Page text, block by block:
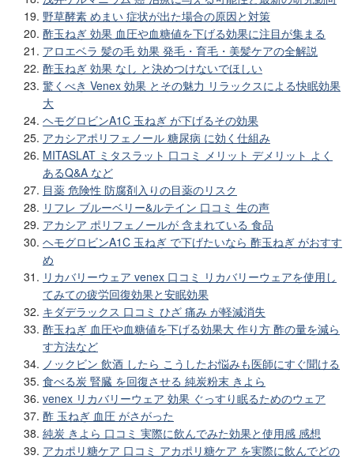
野草酵素 めまい 症状が出た場合の原因と対策
酢玉ねぎ 効果 血圧や血糖値を下げる効果に注目が集まる
アロエベラ 髪の毛 効果 発毛・育毛・美髪ケアの全解説
酢玉ねぎ 効果 なし と決めつけないでほしい
驚くべき Venex 効果 とその魅力 リラックスによる快眠効果
大
ヘモグロビンA1C 玉ねぎ が下げるその効果
アカシアポリフェノール 糖尿病 に効く仕組み
MITASLAT ミタスラット 口コミ メリット デメリット よく
あるQ&A など
目薬 危険性 防腐剤入りの目薬のリスク
リフレ ブルーベリー&ルテイン 口コミ 生の声
アカシア ポリフェノールが 含まれている 食品
ヘモグロビンA1C 玉ねぎ で下げたいなら 酢玉ねぎ がおすす
め
リカバリーウェア venex 口コミ リカバリーウェアを使用し
てみての疲労回復効果と安眠効果
キダデラックス 口コミ ひざ 痛み が軽減消失
酢玉ねぎ 血圧や血糖値を下げる効果大 作り方 酢の量を減ら
す方法など
ノックビン 飲酒 したら こうしたお悩みも医師にすぐ聞ける
食べる炭 腎臓 を回復させる 純炭粉末 きよら
venex リカバリーウェア 効果 ぐっすり眠るためのウェア
酢 玉ねぎ 血圧 がさがった
純炭 きよら 口コミ 実際に飲んでみた効果と使用感 感想
アカポリ糖ケア 口コミ アカポリ糖ケア を実際に飲んでどの